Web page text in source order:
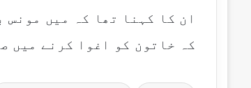
ان کا کہنا تھا کہ میں
کہ خاتون کو اغوا کرنے میں صرف 10 منٹ لگیں گے، یہ کام لاہور میں ہو